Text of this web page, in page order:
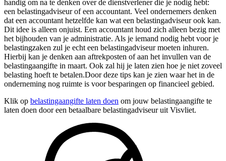
handig om na te denken over de dienstverlener die je nodig hebt:
een belastingadviseur of een accountant. Veel ondernemers denken
dat een accountant hetzelfde kan wat een belastingadviseur ook kan.
Dit idee is alleen onjuist. Een accountant houd zich alleen bezig met
het bijhouden van je administratie. Als je iemand nodig hebt voor je
belastingzaken zul je echt een belastingadviseur moeten inhuren.
Hierbij kan je denken aan aftrekposten of aan het invullen van de
belastingaangifte in maart. Ook zal hij je laten zien hoe je niet zoveel
belasting hoeft te betalen.Door deze tips kan je zien waar het in de
onderneming nog ruimte is voor besparingen op financieel gebied.
Klik op belastingaangifte laten doen om jouw belastingaangifte te
laten doen door een betaalbare belastingadviseur uit Visvliet.